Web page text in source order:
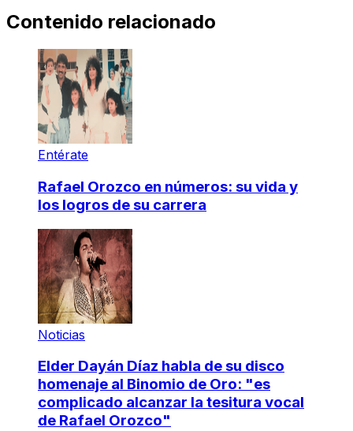
Contenido relacionado
Entérate
Rafael Orozco en números: su vida y
los logros de su carrera
Noticias
Elder Dayán Díaz habla de su disco
homenaje al Binomio de Oro: "es
complicado alcanzar la tesitura vocal
de Rafael Orozco"